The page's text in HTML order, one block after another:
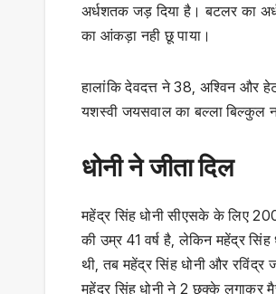
अर्धशतक जड़ दिया है। बटलर का
का आंकड़ा नही छू पाया।
हालांकि देवदत्त ने 38, अश्विन और
यशस्वी जयसवाल का बल्ला बिल्कुल
धोनी ने जीता दिल
महेंद्र सिंह धोनी सीएसके के लिए
की उम्र 41 वर्ष है, लेकिन महेंद्र
थी, तब महेंद्र सिंह धोनी और
महेंद्र सिंह धोनी ने 2 छक्के लगाकर